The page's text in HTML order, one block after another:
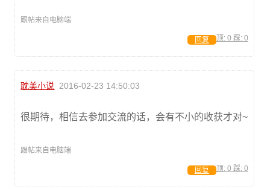
跟帖来自电脑端
顶: 0 踩: 0
回复
耽美小说 2016-02-23 14:50:03
很期待，相信去参加交流的话，会有不小的收获才对~
跟帖来自电脑端
顶: 0 踩: 0
回复